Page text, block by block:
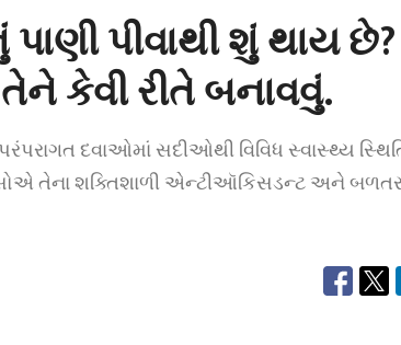
પીવાથી શું થાય છે?
કેવી રીતે બનાવવું.
દવાઓમાં સદીઓથી વિવિધ સ્વાસ્થ્ય
તેના શક્તિશાળી એન્ટીઑકિસડન્ટ અને